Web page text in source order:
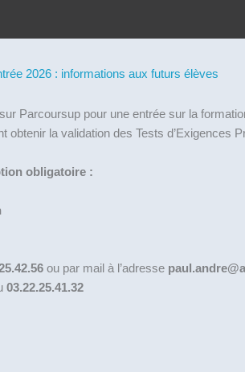
2026 : informations aux futurs élèves
Parcoursup pour une entrée sur la
obtenir la validation des Tests d’Exigences
obligatoire :
ou par mail à l’adresse
03.22.25.41.32